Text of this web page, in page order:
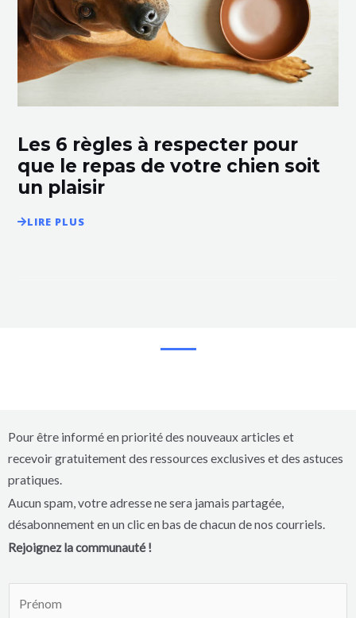
Les 6 règles à respecter pour
que le repas de votre chien soit
un plaisir
LIRE PLUS
Pour être informé en priorité des nouveaux articles et
recevoir gratuitement des ressources exclusives et des astuces
pratiques.
Aucun spam, votre adresse ne sera jamais partagée,
désabonnement en un clic en bas de chacun de nos courriels.
Rejoignez la communauté !